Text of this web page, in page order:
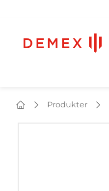
Produkter